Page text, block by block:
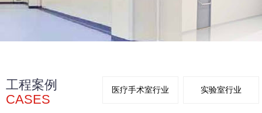
工程案例
CASES
医疗手术室行业 实验室行业